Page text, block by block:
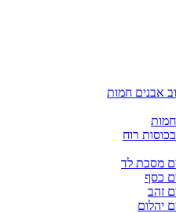
אבנים חמות
חמות
בכוסות רוח
מסכת לד
כסף
זהב
יהלום